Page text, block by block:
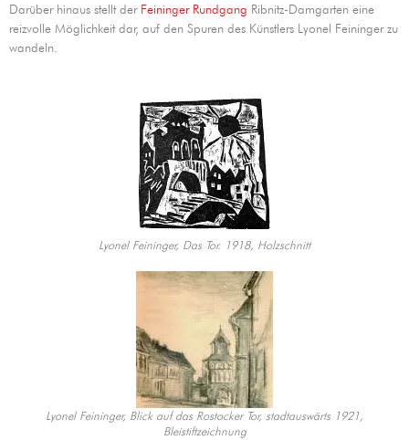
Darüber hinaus stellt der Feininger Rundgang Ribnitz-Damgarten eine
reizvolle Möglichkeit dar, auf den Spuren des Künstlers Lyonel Feininger zu
wandeln.
Lyonel Feininger, Das Tor. 1918, Holzschnitt
Lyonel Feininger, Blick auf das Rostocker Tor, stadtauswärts 1921,
Bleistiftzeichnung